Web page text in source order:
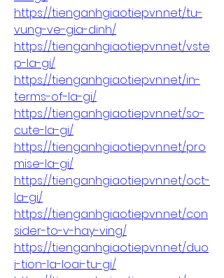
https://tienganhgiaotiepvn.net/tu-
vung-ve-gia-dinh/
https://tienganhgiaotiepvn.net/vste
p-la-gi/
https://tienganhgiaotiepvn.net/in-
terms-of-la-gi/
https://tienganhgiaotiepvn.net/so-
cute-la-gi/
https://tienganhgiaotiepvn.net/pro
mise-la-gi/
https://tienganhgiaotiepvn.net/oct-
la-gi/
https://tienganhgiaotiepvn.net/con
sider-to-v-hay-ving/
https://tienganhgiaotiepvn.net/duo
i-tion-la-loai-tu-gi/